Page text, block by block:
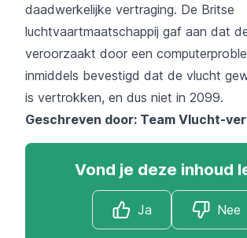
daadwerkelijke vertraging. De Britse
luchtvaartmaatschappij gaf aan dat
veroorzaakt door een
inmiddels bevestigd dat de vlucht
is vertrokken, en dus niet in 2099.
Geschreven door: Team Vlucht-
Vond je deze inhoud
Ja Nee